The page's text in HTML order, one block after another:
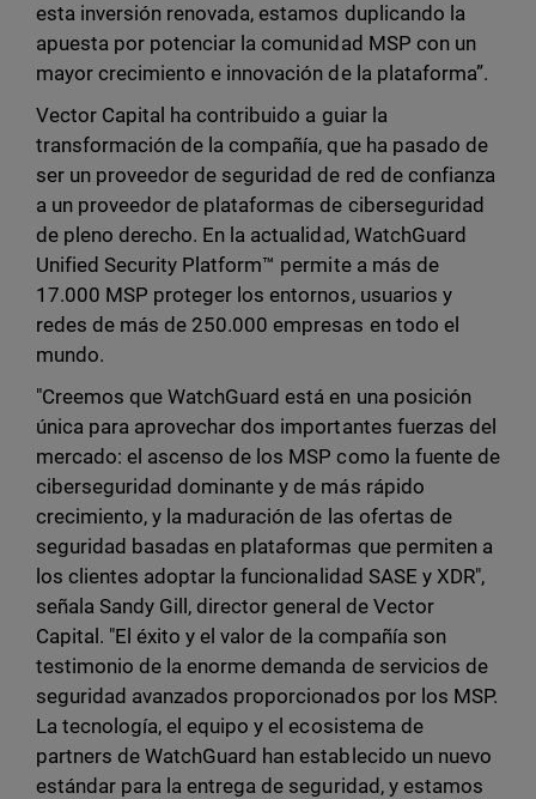
esta inversión renovada, estamos duplicando la
apuesta por potenciar la comunidad MSP con un
mayor crecimiento e innovación de la plataforma”.
Vector Capital ha contribuido a guiar la
transformación de la compañía, que ha pasado de
ser un proveedor de seguridad de red de confianza
a un proveedor de plataformas de ciberseguridad
de pleno derecho. En la actualidad, WatchGuard
Unified Security Platform™ permite a más de
17.000 MSP proteger los entornos, usuarios y
redes de más de 250.000 empresas en todo el
mundo.
"Creemos que WatchGuard está en una posición
única para aprovechar dos importantes fuerzas del
mercado: el ascenso de los MSP como la fuente de
ciberseguridad dominante y de más rápido
crecimiento, y la maduración de las ofertas de
seguridad basadas en plataformas que permiten a
los clientes adoptar la funcionalidad SASE y XDR",
señala Sandy Gill, director general de Vector
Capital. "El éxito y el valor de la compañía son
testimonio de la enorme demanda de servicios de
seguridad avanzados proporcionados por los MSP.
La tecnología, el equipo y el ecosistema de
partners de WatchGuard han establecido un nuevo
estándar para la entrega de seguridad, y estamos